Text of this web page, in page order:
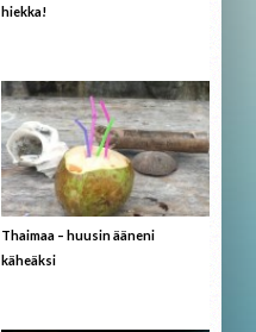
hiekka!
Thaimaa – huusin ääneni
käheäksi